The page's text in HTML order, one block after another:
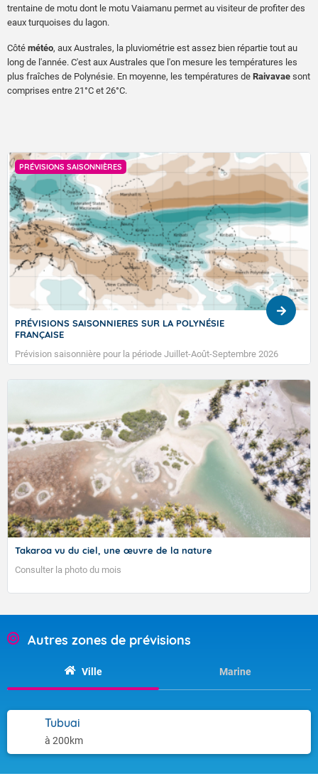
TENDANCE MENSUELLE POUR LA POLYNÉSIE
FRANÇAISE DU 04/09/2023 30/04/2023
trentaine de motu dont le motu Vaiamanu permet au visiteur de profiter des
eaux turquoises du lagon.
Côté météo, aux Australes, la pluviométrie est assez bien répartie tout au
long de l'année. C'est aux Australes que l'on mesure les températures les
plus fraîches de Polynésie. En moyenne, les températures de Raivavae sont
comprises entre 21°C et 26°C.
POLYNÉSIE
Juillet-Août-Septembre 2026
ACTUALITÉ
L'Œil du climat 2026 : immortalisez
Pour sa sixième édition, le concours
au 18 septembre 2026.
Takaroa vu du ciel, une œuvre de la nature
Consulter la photo du mois
Autres zones de prévisions
Ville Marine
Tubuai
à 200km